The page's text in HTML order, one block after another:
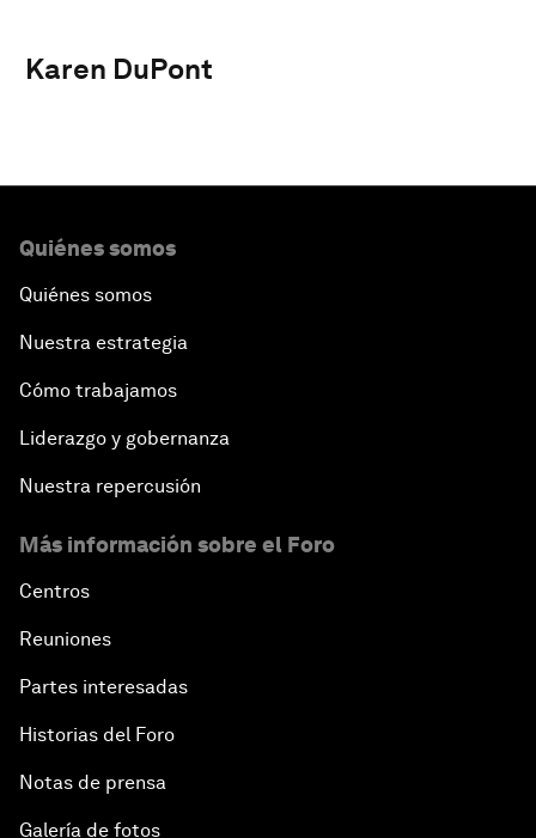
Karen DuPont
Quiénes somos
Quiénes somos
Nuestra estrategia
Cómo trabajamos
Liderazgo y gobernanza
Nuestra repercusión
Más información sobre el Foro
Centros
Reuniones
Partes interesadas
Historias del Foro
Notas de prensa
Galería de fotos